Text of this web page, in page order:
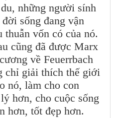
những người sính
sống đang vận
vốn có của nó.
cũng đã được Marx
về Feuerrbach
chỉ giải thích thế giới
nó, làm cho con
hơn, cho cuộc sống
hơn, tốt đẹp hơn.